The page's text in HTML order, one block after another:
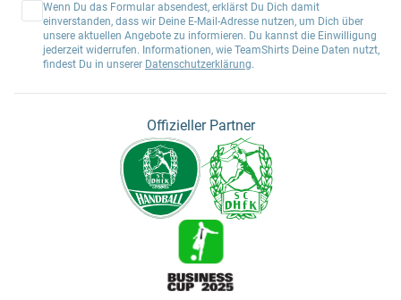
Wenn Du das Formular absendest, erklärst Du Dich damit
einverstanden, dass wir Deine E-Mail-Adresse nutzen, um Dich über
unsere aktuellen Angebote zu informieren. Du kannst die Einwilligung
jederzeit widerrufen. Informationen, wie TeamShirts Deine Daten nutzt,
findest Du in unserer Datenschutzerklärung.
Offizieller Partner